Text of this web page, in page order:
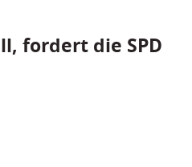
fordert die SPD